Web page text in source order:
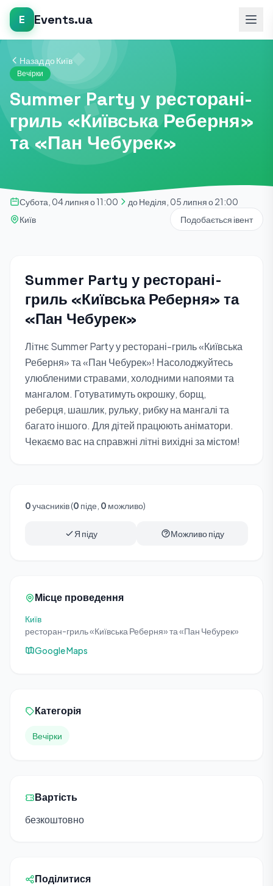
E Events.ua
Назад до Київ
Вечірки
Summer Party у ресторані-
гриль «Київська Реберня»
та «Пан Чебурек»
Субота, 04 липня о 11:00
до Неділя, 05 липня о 21:00
Київ
Подобається івент
Summer Party у ресторані-
гриль «Київська Реберня» та
«Пан Чебурек»
Літнє Summer Party у ресторані-гриль «Київська
Реберня» та «Пан Чебурек»! Насолоджуйтесь
улюбленими стравами, холодними напоями та
мангалом. Готуватимуть окрошку, борщ,
реберця, шашлик, рульку, рибку на мангалі та
багато іншого. Для дітей працюють аніматори.
Чекаємо вас на справжні літні вихідні за містом!
0учасників (0 піде, 0 можливо)
Я піду Можливо піду
Місце проведення
Київ
ресторан-гриль «Київська Реберня» та «Пан Чебурек»
Google Maps
Категорія
Вечірки
Вартість
безкоштовно
Поділитися